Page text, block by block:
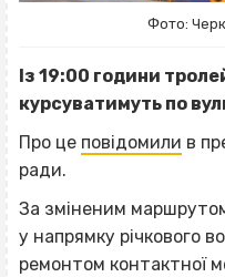
Фото:
Із 19:00 години
курсуватимуть по
Про це повідомили в
ради.
За зміненим
у напрямку річкового
ремонтом контактної